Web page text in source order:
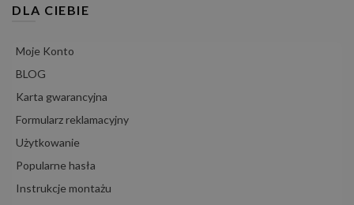
DLA CIEBIE
Moje Konto
BLOG
Karta gwarancyjna
Formularz reklamacyjny
Użytkowanie
Popularne hasła
Instrukcje montażu